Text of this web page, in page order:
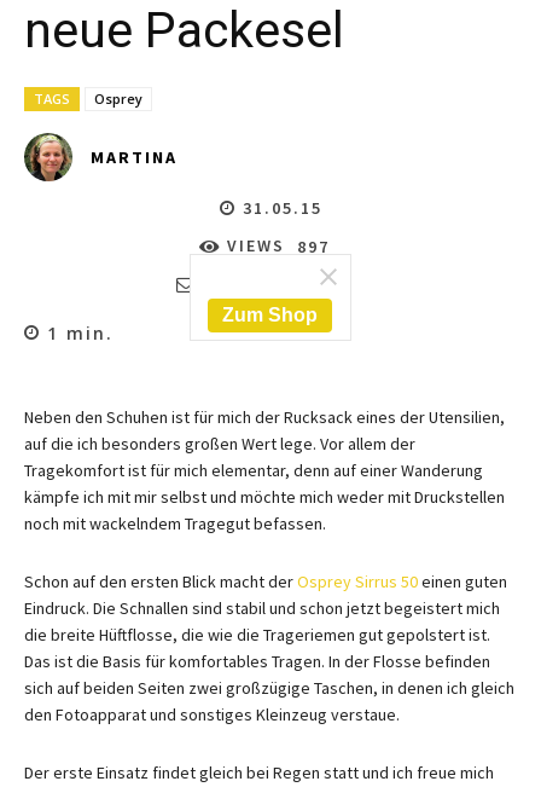
neue Packesel
TAGS Osprey
MARTINA
31.05.15
VIEWS
897
KOMMENTARE
1 min.
Neben den Schuhen ist für mich der Rucksack eines der Utensilien,
auf die ich besonders großen Wert lege. Vor allem der
Tragekomfort ist für mich elementar, denn auf einer Wanderung
kämpfe ich mit mir selbst und möchte mich weder mit Druckstellen
noch mit wackelndem Tragegut befassen.
Schon auf den ersten Blick macht derOsprey Sirrus 50einen guten
Eindruck. Die Schnallen sind stabil und schon jetzt begeistert mich
die breite Hüftflosse, die wie die Trageriemen gut gepolstert ist.
Das ist die Basis für komfortables Tragen. In der Flosse befinden
sich auf beiden Seiten zwei großzügige Taschen, in denen ich gleich
den Fotoapparat und sonstiges Kleinzeug verstaue.
Der erste Einsatz findet gleich bei Regen statt und ich freue mich
Zum Shop